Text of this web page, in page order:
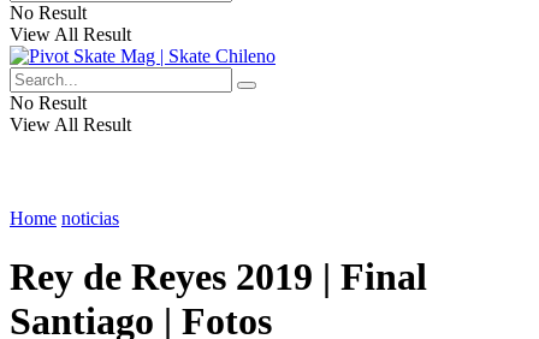
No Result
View All Result
No Result
View All Result
Home noticias
Rey de Reyes 2019 | Final
Santiago | Fotos